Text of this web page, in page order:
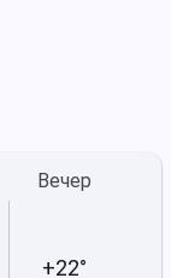
Вечер
+22°